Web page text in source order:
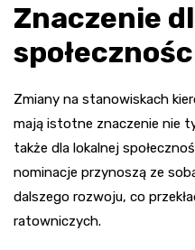
Znaczenie
Zmiany na stanowiskach
mają istotne znaczenie nie
także dla lokalnej
nominacje przynoszą ze
dalszego rozwoju, co
ratowniczych.